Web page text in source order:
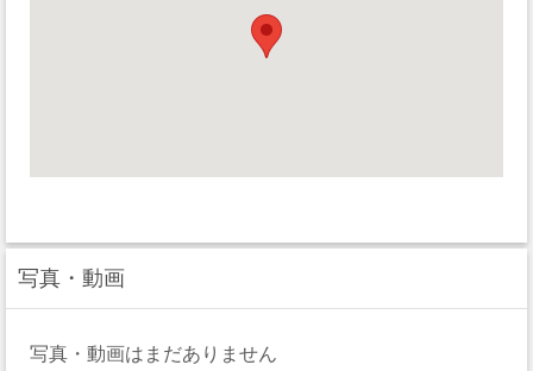
写真・動画
写真・動画はまだありません